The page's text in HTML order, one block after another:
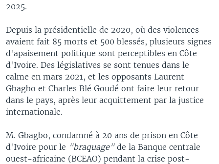
2025.
Depuis la présidentielle de 2020, où des violences
avaient fait 85 morts et 500 blessés, plusieurs signes
d'apaisement politique sont perceptibles en Côte
d'Ivoire. Des législatives se sont tenues dans le
calme en mars 2021, et les opposants Laurent
Gbagbo et Charles Blé Goudé ont faire leur retour
dans le pays, après leur acquittement par la justice
internationale.
M. Gbagbo, condamné à 20 ans de prison en Côte
d'Ivoire pour le "braquage" de la Banque centrale
ouest-africaine (BCEAO) pendant la crise post-